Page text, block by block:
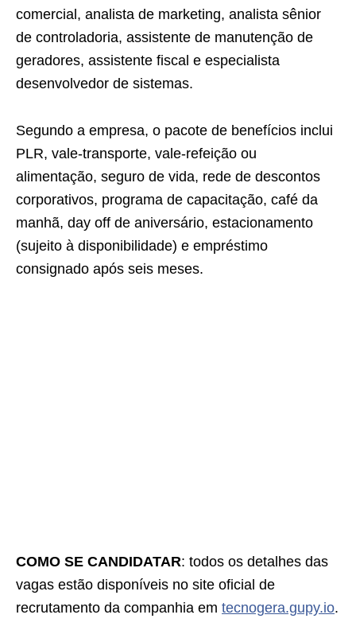
comercial, analista de marketing, analista sênior
de controladoria, assistente de manutenção de
geradores, assistente fiscal e especialista
desenvolvedor de sistemas.
Segundo a empresa, o pacote de benefícios inclui
PLR, vale-transporte, vale-refeição ou
alimentação, seguro de vida, rede de descontos
corporativos, programa de capacitação, café da
manhã, day off de aniversário, estacionamento
(sujeito à disponibilidade) e empréstimo
consignado após seis meses.
COMO SE CANDIDATAR: todos os detalhes das
vagas estão disponíveis no site oficial de
recrutamento da companhia em tecnogera.gupy.io.